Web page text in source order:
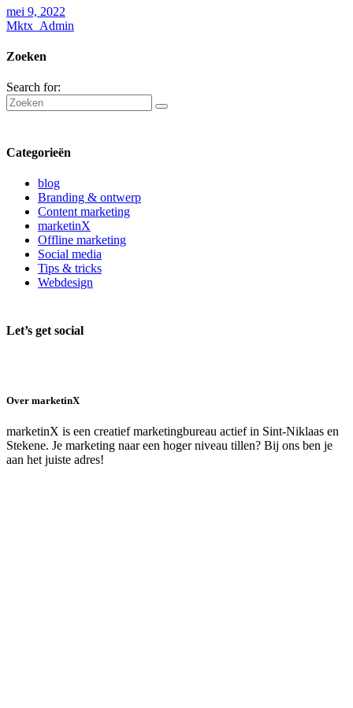
mei 9, 2022
Mktx_Admin
Zoeken
Search for:
Categorieën
blog
Branding & ontwerp
Content marketing
marketinX
Offline marketing
Social media
Tips & tricks
Webdesign
Let’s get social
Over marketinX
marketinX is een creatief marketingbureau actief in Sint-Niklaas en
Stekene. Je marketing naar een hoger niveau tillen? Bij ons ben je
aan het juiste adres!